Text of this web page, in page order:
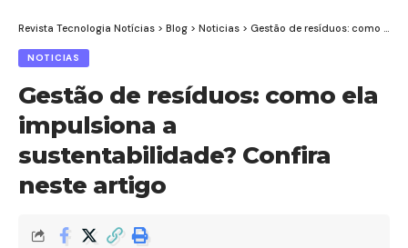
Revista Tecnologia Notícias > Blog > Noticias > Gestão de resíduos: como ela impulsiona a sustentabilidade? Confira neste artigo
NOTICIAS
Gestão de resíduos: como ela
impulsiona a
sustentabilidade? Confira
neste artigo